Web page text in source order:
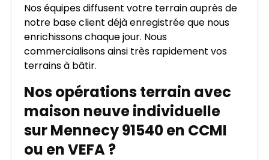
Nos équipes diffusent votre terrain auprès de
notre base client déjà enregistrée que nous
enrichissons chaque jour. Nous
commercialisons ainsi très rapidement vos
terrains à bâtir.
Nos opérations terrain avec
maison neuve individuelle
sur Mennecy 91540 en CCMI
ou en VEFA ?